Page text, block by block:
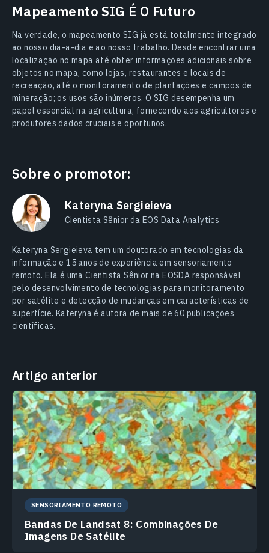
Mapeamento SIG É O Futuro
Na verdade, o mapeamento SIG já está totalmente integrado
ao nosso dia-a-dia e ao nosso trabalho. Desde encontrar uma
localização no mapa até obter informações adicionais sobre
objetos no mapa, como lojas, restaurantes e locais de
recreação, até o monitoramento de plantações e campos de
mineração; os usos são inúmeros. O SIG desempenha um
papel essencial na agricultura, fornecendo aos agricultores e
produtores dados cruciais e oportunos.
Sobre o promotor:
Kateryna Sergieieva
Cientista Sênior da EOS Data Analytics
Kateryna Sergieieva tem um doutorado em tecnologias da
informação e 15 anos de experiência em sensoriamento
remoto. Ela é uma Cientista Sênior na EOSDA responsável
pelo desenvolvimento de tecnologias para monitoramento
por satélite e detecção de mudanças em características de
superfície. Kateryna é autora de mais de 60 publicações
científicas.
Artigo anterior
SENSORIAMENTO REMOTO
Bandas De Landsat 8: Combinações De
Imagens De Satélite